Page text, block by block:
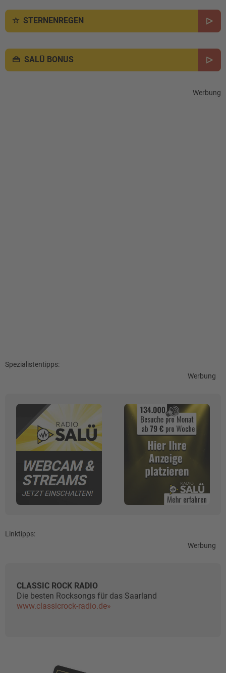
STERNENREGEN
SALÜ BONUS
Werbung
Spezialistentipps:
Werbung
Linktipps:
Werbung
CLASSIC ROCK RADIO
Die besten Rocksongs für das Saarland
www.classicrock-radio.de»